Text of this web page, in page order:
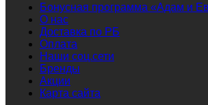
Бонусная программа «Адам и
О нас
Доставка по РБ
Оплата
Наши соц.сети
Бренды
Акции
Карта сайта